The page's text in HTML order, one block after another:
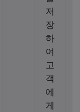
저
장
하
여
고
객
에
게